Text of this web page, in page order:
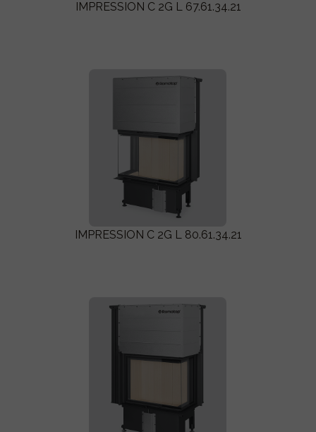
IMPRESSION C 2G L 67.61.34.21
IMPRESSION C 2G L 80.61.34.21